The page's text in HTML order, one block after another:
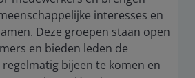
interesses en
Deze groepen staan open
en bieden leden de
bijeen te komen en